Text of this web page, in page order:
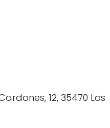
12, 35470 Los